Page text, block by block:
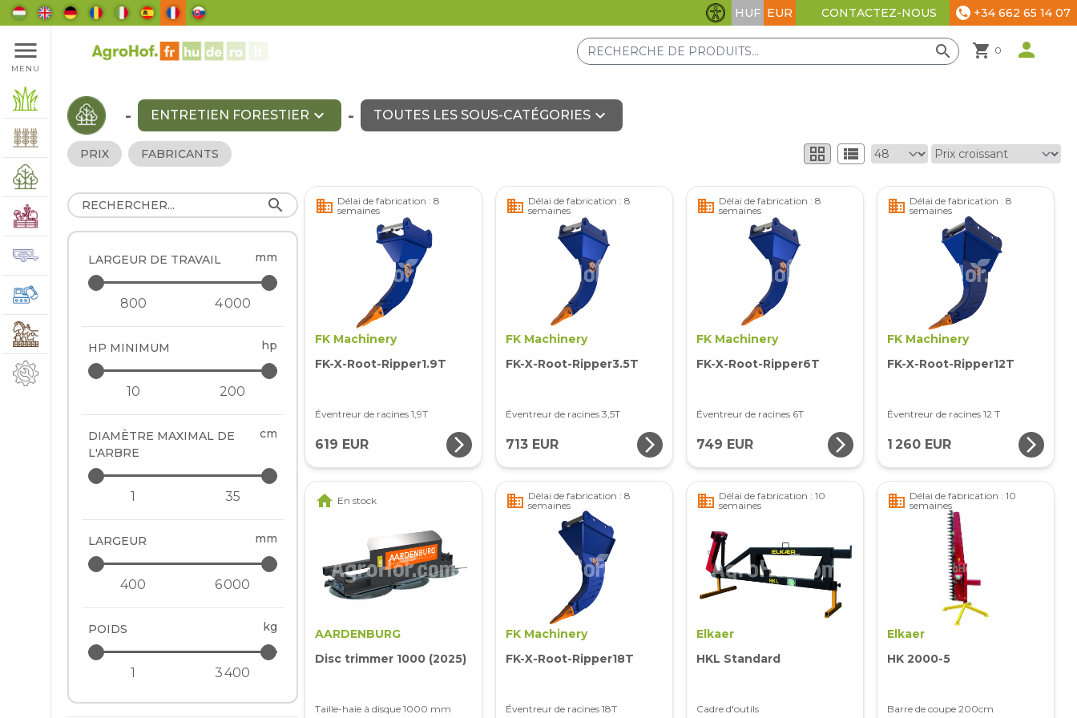
Paramètres d'accessibilité
HUF EUR CONTACTEZ-NOUS phone +34 662 65 14 07
menu
MENU
search shopping_cart 0 person
- ENTRETIEN FORESTIER expand_more - TOUTES LES SOUS-CATÉGORIES expand_more
PRIX FABRICANTS grid_view view_list
search
LARGEUR DE TRAVAIL mm
HP MINIMUM hp
DIAMÈTRE MAXIMAL DE
L'ARBRE
cm
LARGEUR mm
POIDS kg
business Délai de fabrication : 8
semaines
FK Machinery
FK-X-Root-Ripper1.9T
Éventreur de racines 1,9T
619 EUR arrow_forward_ios
business Délai de fabrication : 8
semaines
FK Machinery
FK-X-Root-Ripper3.5T
Éventreur de racines 3,5T
713 EUR arrow_forward_ios
business Délai de fabrication : 8
semaines
FK Machinery
FK-X-Root-Ripper6T
Éventreur de racines 6T
749 EUR arrow_forward_ios
business Délai de fabrication : 8
semaines
FK Machinery
FK-X-Root-Ripper12T
Éventreur de racines 12 T
1 260 EUR arrow_forward_ios
home En stock
AARDENBURG
Disc trimmer 1000 (2025)
Taille-haie à disque 1000 mm
business Délai de fabrication : 8
semaines
FK Machinery
FK-X-Root-Ripper18T
Éventreur de racines 18T
business Délai de fabrication : 10
semaines
Elkaer
HKL Standard
Cadre d'outils
business Délai de fabrication : 10
semaines
Elkaer
HK 2000-5
Barre de coupe 200cm